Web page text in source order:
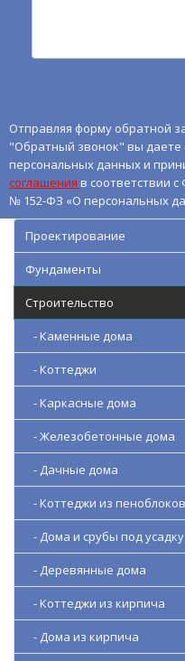
Отправляя форму обратной
"Обратный звонок" вы даете
персональных данных и
соглашения в соответствии
№ 152-ФЗ «О персональных
Проектирование
Фундаменты
Строительство
- Каменные дома
- Коттеджи
- Каркасные дома
- Железобетонные дома
- Дачные дома
- Коттеджи из пеноблоков
- Дома и срубы под усадку
- Деревянные дома
- Коттеджи из кирпича
- Дома из кирпича